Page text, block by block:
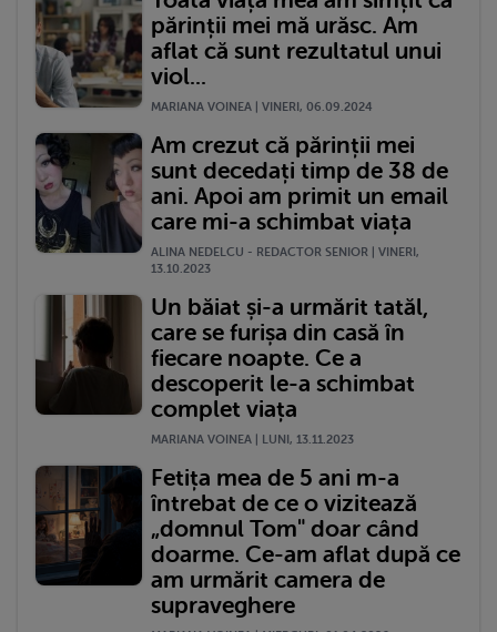
părinții mei mă urăsc. Am
aflat că sunt rezultatul unui
viol...
MARIANA VOINEA | VINERI, 06.09.2024
Am crezut că părinții mei
sunt decedați timp de 38 de
ani. Apoi am primit un email
care mi-a schimbat viața
ALINA NEDELCU - REDACTOR SENIOR | VINERI,
13.10.2023
Un băiat și-a urmărit tatăl,
care se furișa din casă în
fiecare noapte. Ce a
descoperit le-a schimbat
complet viața
MARIANA VOINEA | LUNI, 13.11.2023
Fetița mea de 5 ani m-a
întrebat de ce o vizitează
„domnul Tom" doar când
doarme. Ce-am aflat după ce
am urmărit camera de
supraveghere